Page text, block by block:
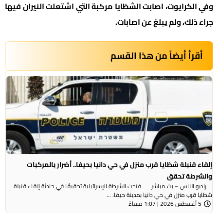
وفي الكرايوت، اصابت الشظايا مركبة التي اشتعلت النيران فيها
جراء ذلك، ولم يبلغ عن اصابات.
أقرأ أيضاً من هذا القسم
إلقاء قنبلة شظايا قرب منزل في حي دانيا بحيفا.. أضرار بالمركبات
والشرطة تحقق
راديو الناس – بث مباشر فتحت الشرطة الإسرائيلية تحقيقًا في حادثة إلقاء قنبلة
شظايا قرب منزل في حي دانيا بمدينة حيفا، ...
5 أغسطس 2026 | 1:07 مساءً